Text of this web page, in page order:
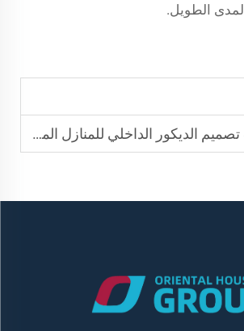
الطويل.
الديكور الداخلي للمنازل المسبقة الصنع لعام 2025